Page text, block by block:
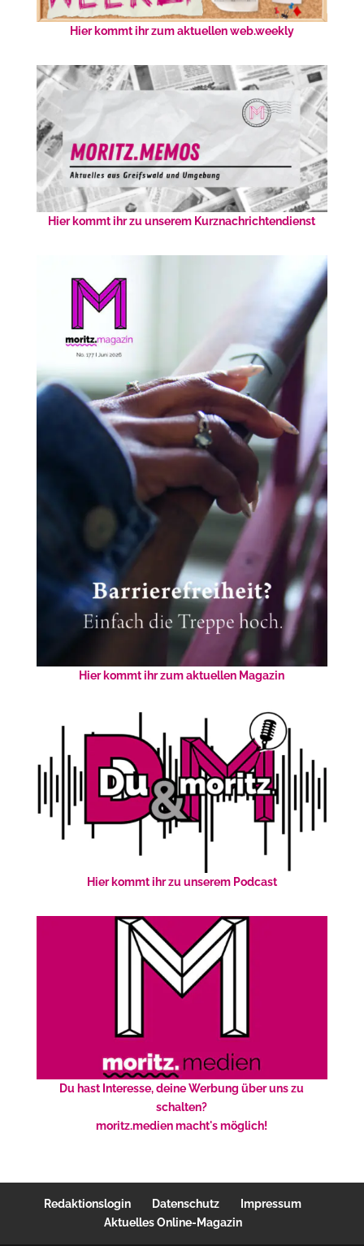
Hier kommt ihr zum aktuellen web.weekly
Hier kommt ihr zu unserem Kurznachrichtendienst
Hier kommt ihr zum aktuellen Magazin
Hier kommt ihr zu unserem Podcast
Du hast Interesse, deine Werbung über uns zu
schalten?
moritz.medien macht's möglich!
Redaktionslogin Datenschutz
Impressum
Aktuelles Online-Magazin